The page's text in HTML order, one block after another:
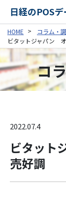
日経のPOSデ
HOME
コラム・
ビタットジャパン
コ
2022.07.4
ビタッ
売好調